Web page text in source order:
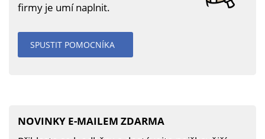
firmy je umí naplnit.
SPUSTIT POMOCNÍKA
NOVINKY E-MAILEM ZDARMA